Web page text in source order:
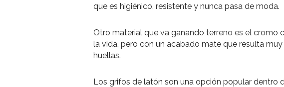
que es higiénico, resistente y nunca pasa de moda.
Otro material que va ganando terreno es el cromo
la vida, pero con un acabado mate que resulta
huellas.
Los grifos de latón son una opción popular dentro